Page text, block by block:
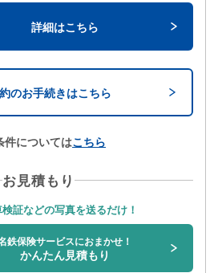
詳細はこちら
のお手続きはこちら
件についてはこちら
お見積もり
証などの写真を送るだけ！
鉄保険サービスにおまかせ！
かんたん見積もり